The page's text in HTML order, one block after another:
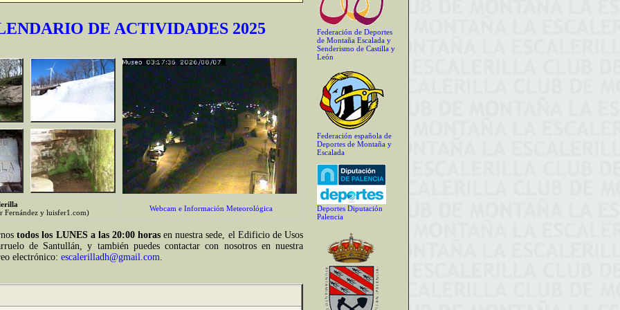
DE ACTIVIDADES 2025
Fernández y luisfer1.com)
Webcam e Información Meteorológica
todos los LUNES a las 20:00 horasen nuestra sede, el Edificio de Usos
de Santullán, y también puedes contactar con nosotros en nuestra
electrónico: escalerilladh@gmail.com.
Federación de Deportes
de Montaña Escalada y
Senderismo de Castilla y
León
Federación española de
Deportes de Montaña y
Escalada
Deportes Diputación
Palencia